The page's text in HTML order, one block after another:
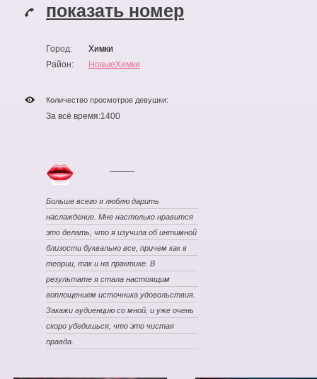
показать номер
Город:
Химки
Район:
НовыеХимки
Количество просмотров девушки:
За всё время:1400
Больше всего я люблю дарить
наслаждение. Мне настолько нравится
это делать, что я изучила об интимной
близости буквально все, причем как в
теории, так и на практике. В
результате я стала настоящим
воплощением источника удовольствия.
Закажи аудиенцию со мной, и уже очень
скоро убедишься, что это чистая
правда.